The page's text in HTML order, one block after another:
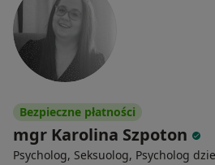
Bezpieczne płatności
mgr Karolina Szpoton
Psycholog, Seksuolog, Psycholog